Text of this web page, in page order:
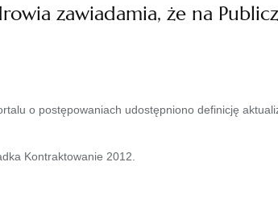
zawiadamia, że na
o postępowaniach udostępniono definicję
Kontraktowanie 2012.